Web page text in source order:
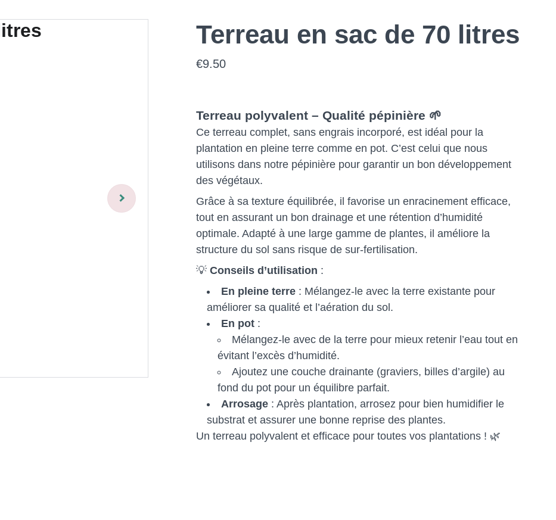
Terreau en sac de 70 litres
€9.50
Terreau polyvalent – Qualité pépinière 🌱
Ce terreau complet, sans engrais incorporé, est idéal pour la
plantation en pleine terre comme en pot. C’est celui que nous
utilisons dans notre pépinière pour garantir un bon développement
des végétaux.
Grâce à sa texture équilibrée, il favorise un enracinement efficace,
tout en assurant un bon drainage et une rétention d’humidité
optimale. Adapté à une large gamme de plantes, il améliore la
structure du sol sans risque de sur-fertilisation.
💡 Conseils d’utilisation :
En pleine terre : Mélangez-le avec la terre existante pour
améliorer sa qualité et l’aération du sol.
En pot :
Mélangez-le avec de la terre pour mieux retenir l’eau tout en
évitant l’excès d’humidité.
Ajoutez une couche drainante (graviers, billes d’argile) au
fond du pot pour un équilibre parfait.
Arrosage : Après plantation, arrosez pour bien humidifier le
substrat et assurer une bonne reprise des plantes.
Un terreau polyvalent et efficace pour toutes vos plantations ! 🌿